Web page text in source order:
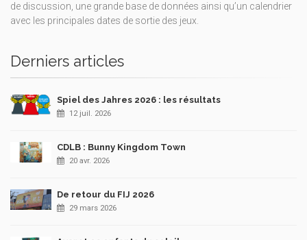
de discussion, une grande base de données ainsi qu’un calendrier
avec les principales dates de sortie des jeux.
Derniers articles
Spiel des Jahres 2026 : les résultats
12 juil. 2026
CDLB : Bunny Kingdom Town
20 avr. 2026
De retour du FIJ 2026
29 mars 2026